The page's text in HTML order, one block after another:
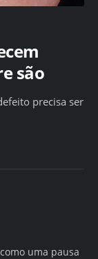
são
precisa ser
uma pausa